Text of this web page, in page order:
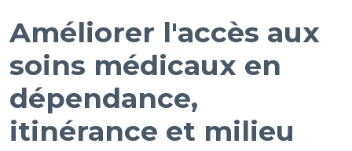
Améliorer l'accès aux
soins médicaux en
dépendance,
itinérance et milieu